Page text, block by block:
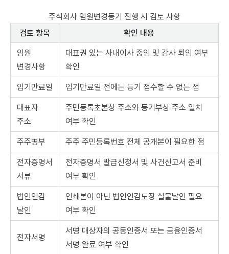
주식회사 임원변경등기 진행 시 검토 사항
검토 항목
확인 내용
임원
변경사항
대표권 있는 사내이사 중임 및 감사 퇴임 여부
확인
임기만료일 임기만료일 전에는 등기 접수할 수 없는 점
대표자
주소
주민등록초본상 주소와 등기부상 주소 일치
여부 확인
주주명부 주주 주민등록번호 전체 공개본이 필요한 점
전자증명서
서류
전자증명서 발급신청서 및 사건신고서 준비
여부 확인
법인인감
날인
인쇄본이 아닌 법인인감도장 실물날인 필요
여부 확인
전자서명
서명 대상자의 공동인증서 또는 금융인증서
서명 완료 여부 확인